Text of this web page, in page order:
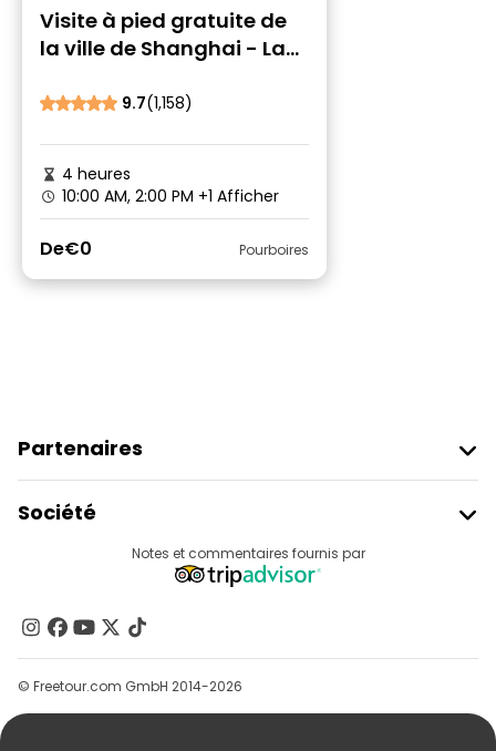
Visite à pied gratuite de
la ville de Shanghai - La
Chine
9.7(1,158)
4 heures
10:00 AM, 2:00 PM +1 Afficher
De€0 Pourboires
Partenaires
Connexion Du Fournisseur
Programme D’affiliation
Société
Contactez-Nous
Groupes
Aide
Notes et commentaires fournis par
© Freetour.com GmbH 2014-2026